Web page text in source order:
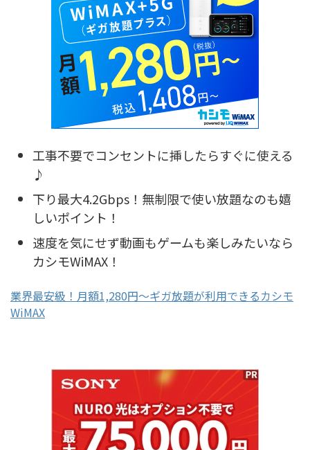
工事不要でコンセントに挿したらすぐに使える
♪
下り最大4.2Gbps！無制限で使い放題なのも嬉
しいポイント！
速度を気にせず動画もゲームも楽しみたいなら
カシモWiMAX！
業界最安級！月額1,280円〜ギガ放題が利用できるカシモ
WiMAX